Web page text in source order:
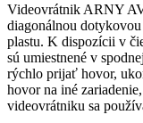
Videovrátnik ARNY
diagonálnou
plastu. K dispozícii v
sú umiestnené v
rýchlo prijať hovor,
hovor na iné
videovrátniku sa